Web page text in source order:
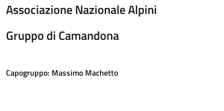
Associazione Nazionale Alpini
Gruppo di Camandona
Capogruppo: Massimo Machetto